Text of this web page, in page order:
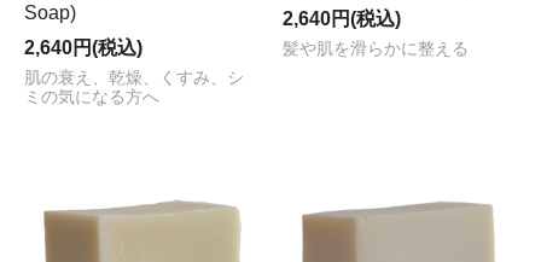
Soap)
2,640円(税込)
肌の衰え、乾燥、くすみ、シ
ミの気になる方へ
2,640円(税込)
髪や肌を滑らかに整える